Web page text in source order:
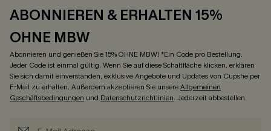
ABONNIEREN & ERHALTEN 15%
OHNE MBW
Abonnieren und genießen Sie 15% OHNE MBW! *Ein Code pro Bestellung.
Jeder Code ist einmal gültig. Wenn Sie auf diese Schaltfläche klicken, erklären
Sie sich damit einverstanden, exklusive Angebote und Updates von Cupshe per
E-Mail zu erhalten. Außerdem akzeptieren Sie unsereAllgemeinen
Geschäftsbedingungen und Datenschutzrichtlinien. Jederzeit abbestellen.